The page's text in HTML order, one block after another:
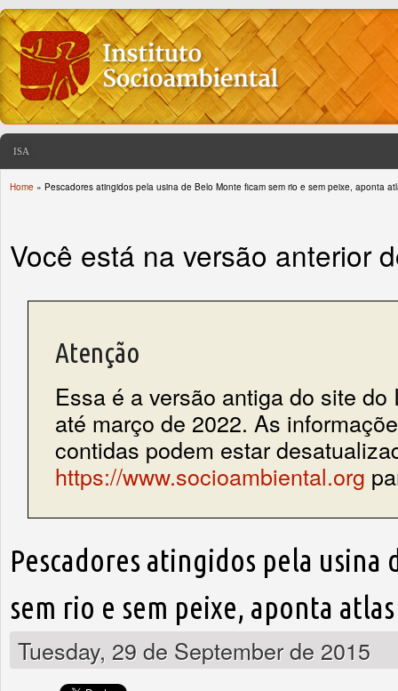
ISA
Home » Pescadores atingidos pela usina de Belo Monte ficam sem rio e sem peixe, aponta
Você está na versão anterior
Atenção
Essa é a versão antiga do site do
até março de 2022. As
contidas podem estar
https://www.socioambiental.org
Pescadores atingidos pela
sem rio e sem peixe, aponta atlas
Tuesday, 29 de September de 2015